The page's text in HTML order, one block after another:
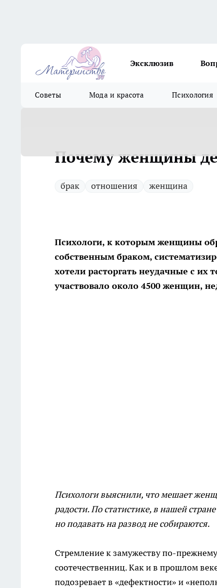
Эксклюзив
Советы Мода и красота Психология
Почему женщины
брак отношения женщина
Психологи, к которым женщины
собственным браком,
хотели расторгать неудачные с их
участвовало около 4500 женщин,
Психологи выяснили, что мешает
радости. По статистике, в нашей
но подавать на развод не собираются.
Стремление к замужеству по-
соотечественниц. Как и в прошлом
подозревает в «дефектности» и